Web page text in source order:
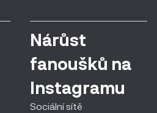
Nárůst
fanoušků na
Instagramu
Sociální sítě